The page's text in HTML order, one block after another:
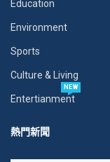
Education
Environment
Sports
Culture & Living
Entertianment
NEW
熱門新聞